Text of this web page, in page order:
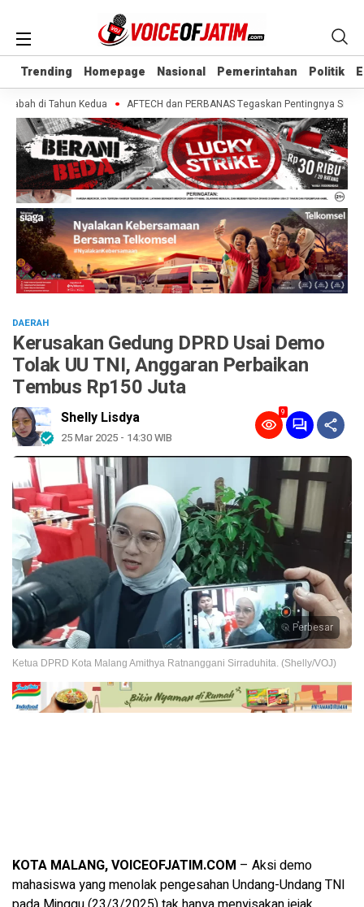
Trending Homepage Nasional Pemerintahan Politik
Trending Homepage Nasional Pemerintahan Politik
di Tahun Kedua AFTECH dan PERBANAS Tegaskan Pentingnya
DAERAH
Kerusakan Gedung DPRD Usai Demo
Tolak UU TNI, Anggaran Perbaikan
Tembus Rp150 Juta
Shelly Lisdya
25 Mar 2025 - 14:30 WIB
9
Perbesar
Ketua DPRD Kota Malang Amithya Ratnanggani Sirraduhita. (Shelly/VOJ)
KOTA MALANG, VOICEOFJATIM.COM – Aksi demo
mahasiswa yang menolak pengesahan Undang-Undang TNI